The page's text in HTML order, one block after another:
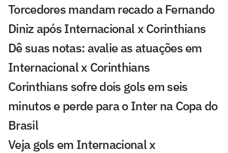
Torcedores mandam recado a Fernando
Diniz após Internacional x Corinthians
Dê suas notas: avalie as atuações em
Internacional x Corinthians
Corinthians sofre dois gols em seis
minutos e perde para o Inter na Copa do
Brasil
Veja gols em Internacional x